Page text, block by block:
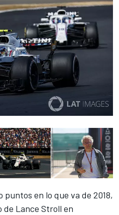
puntos en lo que va de 2018,
de Lance Stroll en